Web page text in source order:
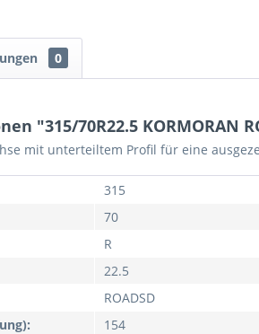
0
"315/70R22.5 KORMORAN
mit unterteiltem Profil für eine
315
70
R
22.5
ROADSD
154